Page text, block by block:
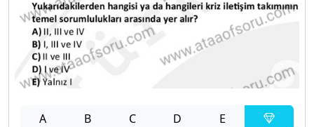
A B C D E